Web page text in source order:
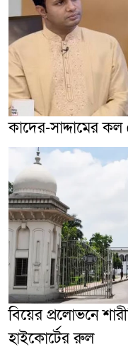
কাদের-সাদ্দামের কল
বিয়ের প্রলোভনে
হাইকোর্টের রুল